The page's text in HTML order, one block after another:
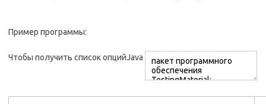
Пример программы:
Чтобы получить список опцийJava